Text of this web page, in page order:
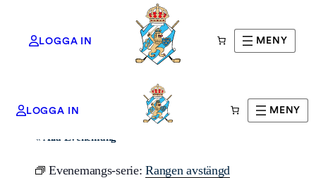
LOGGA IN MENY
LOGGA IN MENY
« Alla Evenemang
Evenemangs-serie:Rangen avstängd